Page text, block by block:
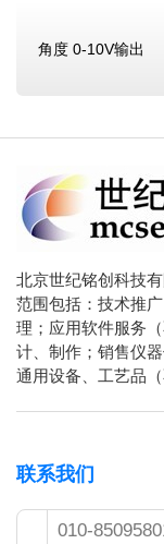
角度 0-10V输出
北京世纪铭创科技
范围包括：技术推
理；应用软件服务
计、制作；销售仪
通用设备、工艺品（
联系我们
010-